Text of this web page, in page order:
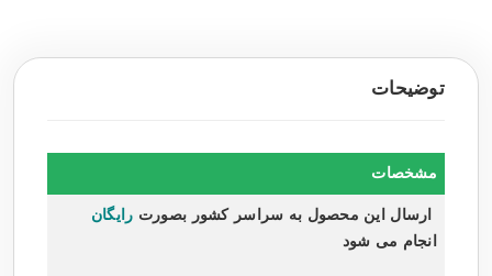
توضیحات
مشخصات
ارسال این محصول به سراسر کشور بصورت رایگان
انجام می شود